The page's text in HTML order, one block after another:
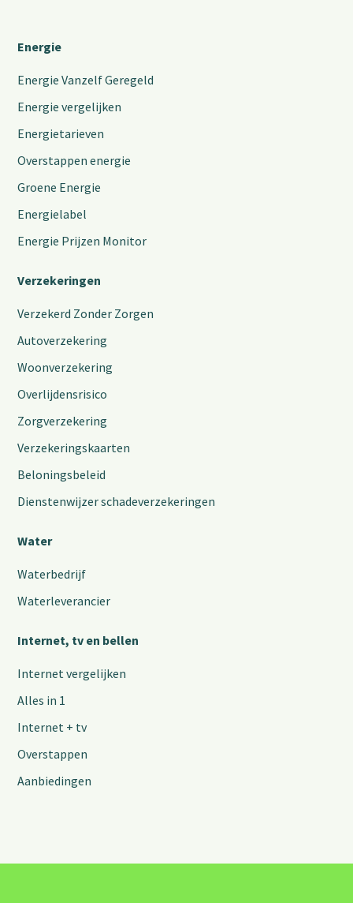
Energie
Energie Vanzelf Geregeld
Energie vergelijken
Energietarieven
Overstappen energie
Groene Energie
Energielabel
Energie Prijzen Monitor
Verzekeringen
Verzekerd Zonder Zorgen
Autoverzekering
Woonverzekering
Overlijdensrisico
Zorgverzekering
Verzekeringskaarten
Beloningsbeleid
Dienstenwijzer schadeverzekeringen
Water
Waterbedrijf
Waterleverancier
Internet, tv en bellen
Internet vergelijken
Alles in 1
Internet + tv
Overstappen
Aanbiedingen